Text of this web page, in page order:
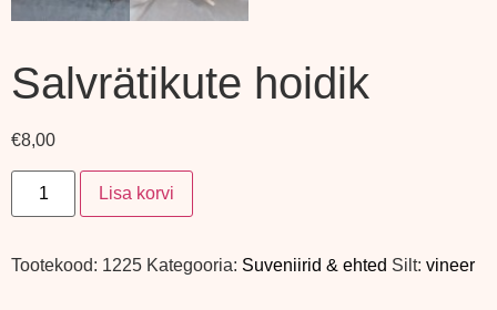
Salvrätikute hoidik
€8,00
Lisa korvi
Tootekood: 1225 Kategooria: Suveniirid & ehted Silt: vineer